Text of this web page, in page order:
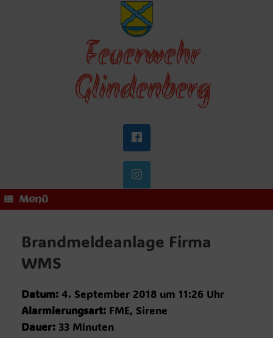
Feuerwehr
Glindenberg
Menü
Brandmeldeanlage Firma
WMS
Datum: 4. September 2018 um 11:26 Uhr
Alarmierungsart: FME, Sirene
Dauer: 33 Minuten